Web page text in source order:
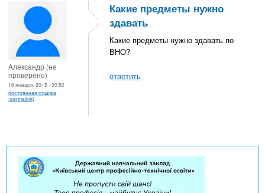
Александр (не
проверено)
16 января, 2015 - 00:50
постоянная ссылка
(permalink)
Какие предметы нужно
здавать
Какие предметы нужно здавать по
ВНО?
ответить